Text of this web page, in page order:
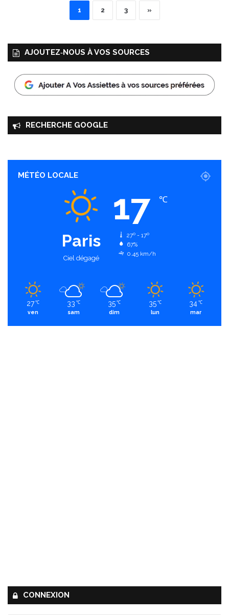
1 2 3 »
AJOUTEZ‑NOUS À VOS SOURCES
RECHERCHE GOOGLE
MÉTÉO LOCALE
Paris
Ciel dégagé
17 ℃
27º - 17º
67%
0.45 km/h
27 ℃
ven
33 ℃
sam
35 ℃
dim
35 ℃
lun
34 ℃
mar
CONNEXION